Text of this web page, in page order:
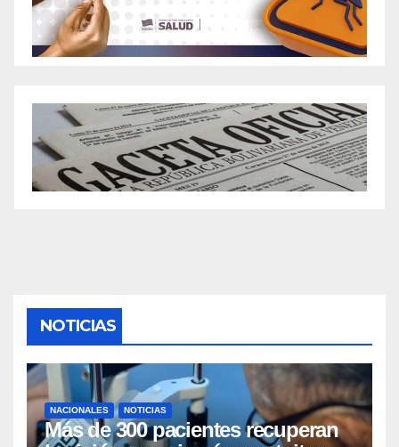
NOTICIAS
NACIONALES NOTICIAS
Más de 300 pacientes recuperan